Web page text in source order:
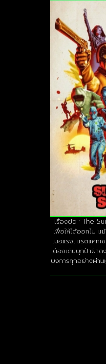
เรื่องย่อ : The
เพื่อให้ได้ออกไป
เมอแรง, แรตแคท
ต้องเดินบุกป่าฝ่าด
บงการทุกอย่างผ่า